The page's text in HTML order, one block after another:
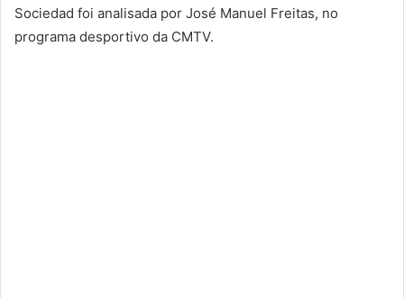
Sociedad foi analisada por José Manuel Freitas, no
programa desportivo da CMTV.